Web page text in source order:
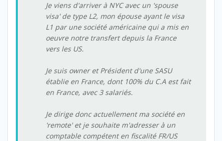
Je viens d'arriver à NYC avec un 'spouse
visa' de type L2, mon épouse ayant le visa
L1 par une société américaine qui a mis en
oeuvre notre transfert depuis la France
vers les US.
Je suis owner et Président d'une SASU
établie en France, dont 100% du C.A est fait
en France, avec 3 salariés.
Je dirige donc actuellement ma société en
'remote' et je souhaite m'adresser à un
comptable compétent en fiscalité FR/US